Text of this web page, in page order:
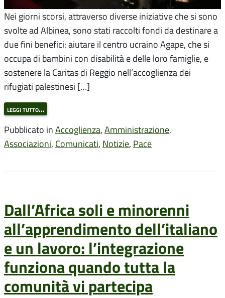
Nei giorni scorsi, attraverso diverse iniziative che si sono
svolte ad Albinea, sono stati raccolti fondi da destinare a
due fini benefici: aiutare il centro ucraino Agape, che si
occupa di bambini con disabilità e delle loro famiglie, e
sostenere la Caritas di Reggio nell’accoglienza dei
rifugiati palestinesi […]
leggi tutto…
Pubblicato in Accoglienza, Amministrazione,
Associazioni, Comunicati, Notizie, Pace
Dall’Africa soli e minorenni
all’apprendimento dell’italiano
e un lavoro: l’integrazione
funziona quando tutta la
comunità vi partecipa